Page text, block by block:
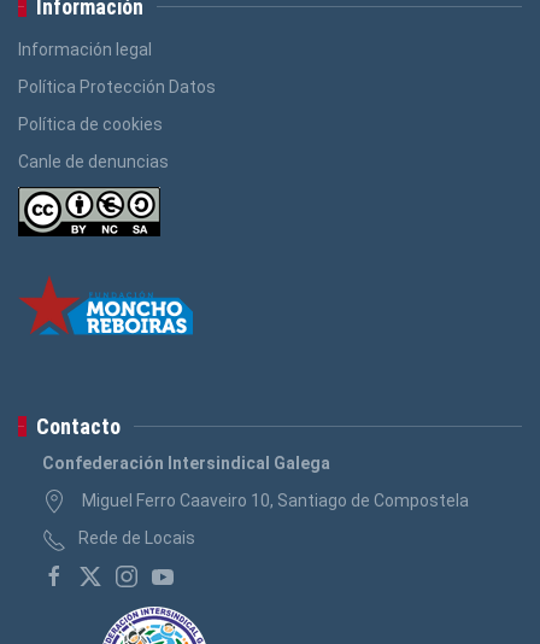
Información
Información legal
Política Protección Datos
Política de cookies
Canle de denuncias
Contacto
Confederación Intersindical Galega
Miguel Ferro Caaveiro 10, Santiago de Compostela
Rede de Locais